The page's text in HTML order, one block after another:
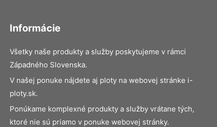
Informácie
Všetky naše produkty a služby poskytujeme v rámci
Západného Slovenska.
V našej ponuke nájdete aj ploty na webovej stránke i-
ploty.sk.
Ponúkame komplexné produkty a služby vrátane tých,
ktoré nie sú priamo v ponuke webovej stránky.